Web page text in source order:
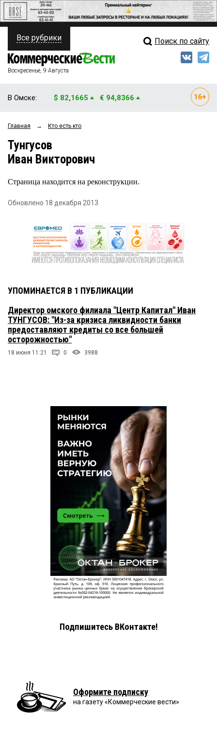
ПОЛИТИКА
ФИНАНСЫ
ОБЩЕСТВО
ЗАКОН
Свежий выпуск
Все рубрики Поиск по сайту
Воскресенье, 9 Августа
В Омске: $ 82,1665 € 94,8366
Главная → Кто есть кто
Тунгусов
Иван Викторович
Страница находится на реконструкции.
Обновлено 18 декабря 2013
УПОМИНАЕТСЯ В 1 ПУБЛИКАЦИИ
Директор омского филиала "Центр Капитал" Иван
ТУНГУСОВ: "Из-за кризиса ликвидности банки
предоставляют кредиты со все большей
осторожностью"
18 июня 11:21 0 3988
Подпишитесь ВКонтакте!
Оформите подписку
на газету «Коммерческие вести»